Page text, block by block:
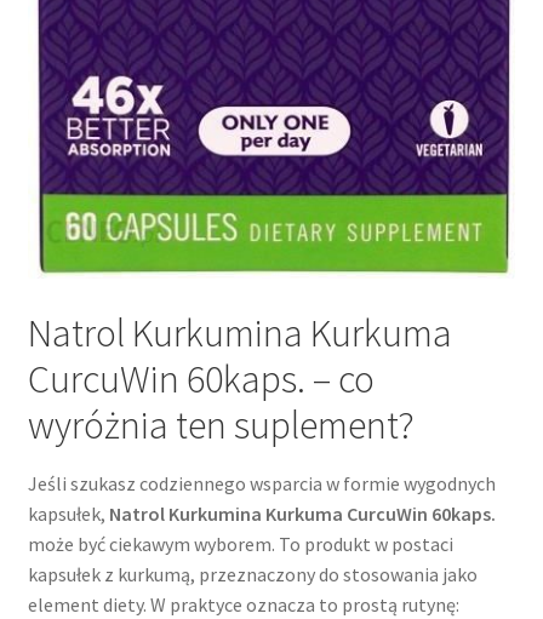
Natrol Kurkumina Kurkuma
CurcuWin 60kaps. – co
wyróżnia ten suplement?
Jeśli szukasz codziennego wsparcia w formie wygodnych
kapsułek, Natrol Kurkumina Kurkuma CurcuWin 60kaps.
może być ciekawym wyborem. To produkt w postaci
kapsułek z kurkumą, przeznaczony do stosowania jako
element diety. W praktyce oznacza to prostą rutynę: